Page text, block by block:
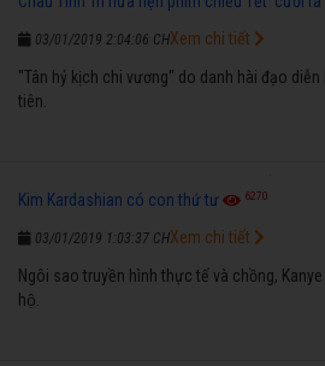
03/01/2019 2:04:06 CH
"Tân hỷ kịch chi vương" do danh hài đạo
tiên.
Xem chi tiết
Kim Kardashian có con thứ tư 6270
03/01/2019 1:03:37 CH
Ngôi sao truyền hình thực tế và chồng,
hộ.
Xem chi tiết